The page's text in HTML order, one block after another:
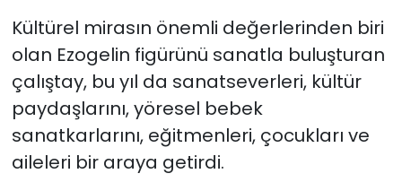
Kültürel mirasın önemli değerlerinden biri
olan Ezogelin figürünü sanatla buluşturan
çalıştay, bu yıl da sanatseverleri, kültür
paydaşlarını, yöresel bebek
sanatkarlarını, eğitmenleri, çocukları ve
aileleri bir araya getirdi.